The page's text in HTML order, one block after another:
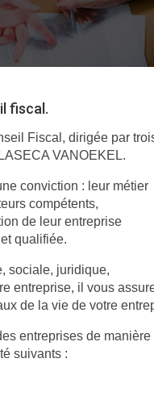
fiscal.
Fiscal, dirigée par
VANOEKEL.
conviction : leur métier
compétents,
de leur entreprise
qualifiée.
sociale, juridique,
entreprise, il vous
de la vie de votre
entreprises de
suivants :